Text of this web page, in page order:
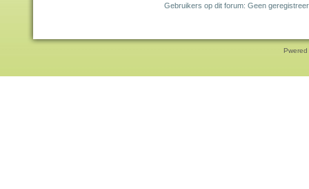
Gebruikers op dit forum: Geen